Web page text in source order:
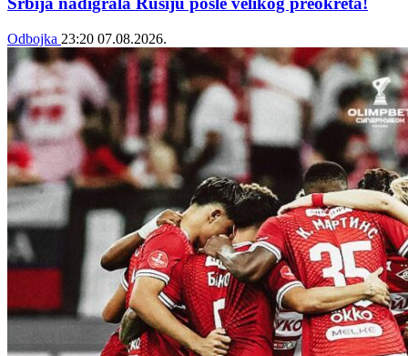
Odbojka 23:20 07.08.2026.